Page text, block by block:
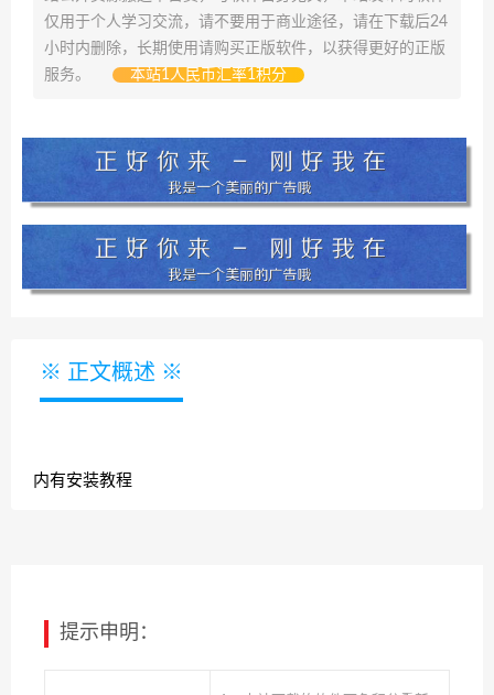
仅用于个人学习交流，请不要用于商业途径，请在下载后24
小时内删除，长期使用请购买正版软件，以获得更好的正版
服务。
本站1人民币汇率1积分
※ 正文概述 ※
内有安装教程
提示申明：